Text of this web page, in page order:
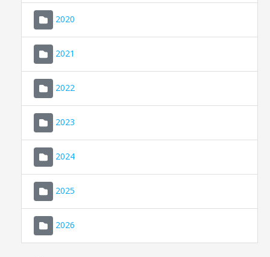
2020
2021
2022
2023
2024
2025
2026